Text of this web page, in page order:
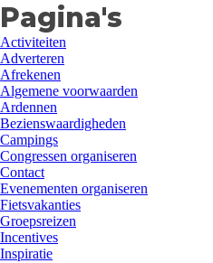
Pagina's
Activiteiten
Adverteren
Afrekenen
Algemene voorwaarden
Ardennen
Bezienswaardigheden
Campings
Congressen organiseren
Contact
Evenementen organiseren
Fietsvakanties
Groepsreizen
Incentives
Inspiratie